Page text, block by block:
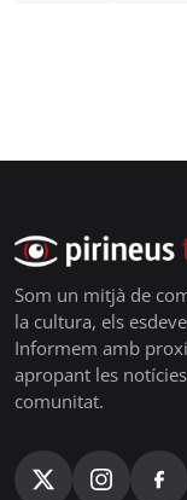
Som un mitjà de
la cultura, els
Informem amb
apropant les
comunitat.